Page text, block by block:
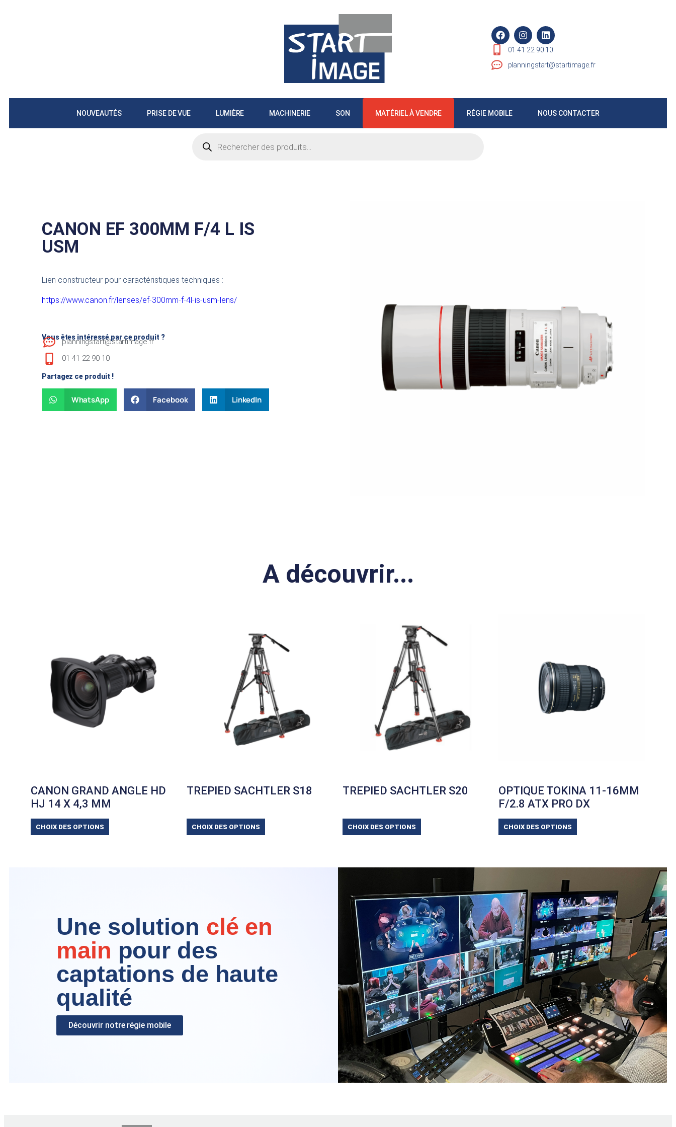
01 41 22 90 10
planningstart@startimage.fr
NOUVEAUTÉS PRISE DE VUE LUMIÈRE MACHINERIE SON MATÉRIEL À VENDRE RÉGIE MOBILE NOUS CONTACTER
CANON EF 300MM F/4 L IS
USM
Lien constructeur pour caractéristiques techniques :
https://www.canon.fr/lenses/ef-300mm-f-4l-is-usm-lens/
Vous êtes intéressé par ce produit ?
planningstart@startimage.fr
01 41 22 90 10
Partagez ce produit !
WhatsApp Facebook LinkedIn
A découvrir...
CANON GRAND ANGLE HD
HJ 14 X 4,3 MM
CHOIX DES OPTIONS
TREPIED SACHTLER S18
CHOIX DES OPTIONS
TREPIED SACHTLER S20
CHOIX DES OPTIONS
OPTIQUE TOKINA 11-16MM
F/2.8 ATX PRO DX
CHOIX DES OPTIONS
Une solution clé en
main pour des
captations de haute
qualité
Découvrir notre régie mobile